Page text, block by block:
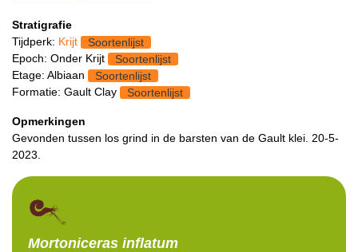
Stratigrafie
Tijdperk: Krijt
Soortenlijst
Epoch: Onder Krijt
Soortenlijst
Etage: Albiaan
Soortenlijst
Formatie: Gault Clay
Soortenlijst
Opmerkingen
Gevonden tussen los grind in de barsten van de Gault klei. 20-5-
2023.
Mortoniceras inflatum